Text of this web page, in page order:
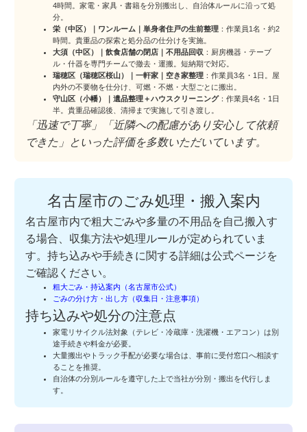
4時間。家電・家具・書籍を分別搬出し、自治体ルールに沿って処
分。
栄（中区）｜ワンルーム｜単身者住戸の生前整理 ：作業員1名・約2
時間。貴重品の探索と処分品の仕分けを実施。
大須（中区）｜飲食店舗の閉店｜不用品回収 ：厨房機器・テーブ
ル・什器を専門チームで撤去・運搬。短納期で対応。
瑞穂区（瑞穂区桜山）｜一軒家｜空き家整理 ：作業員3名・1日。屋
内外の不要物を仕分け、可燃・不燃・大型ごとに搬出。
守山区（小幡）｜遺品整理＋ハウスクリーニング：作業員4名・1日
半。貴重品確認後、清掃まで実施して引き渡し。
「迅速で丁寧」「近隣への配慮があり安心して依頼
できた」といった評価を多数いただいています。
名古屋市のごみ処理・搬入案内
名古屋市内で粗大ごみや多量の不用品を自己搬入す
る場合、収集方法や処理ルールが定められていま
す。持ち込みや手続きに関する詳細は公式ページを
ご確認ください。
粗大ごみ・持込案内（名古屋市公式）
ごみの分け方・出し方（収集日・注意事項）
持ち込みや処分の注意点
家電リサイクル法対象（テレビ・冷蔵庫・洗濯機・エアコン）は別
途手続きや料金が必要。
大量搬出やトラック手配が必要な場合は、事前に受付窓口へ相談す
ることを推奨。
自治体の分別ルールを遵守した上で当社が分別・搬出を代行しま
す。